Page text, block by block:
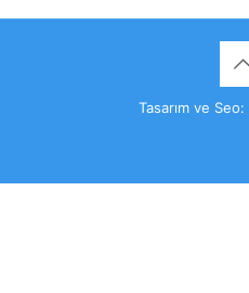
Tasarım ve Seo: